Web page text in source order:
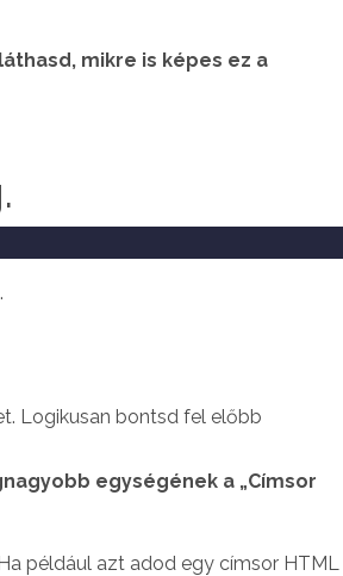
mikre is képes ez a
Logikusan bontsd fel előbb
egységének a „Címsor
például azt adod egy címsor HTML